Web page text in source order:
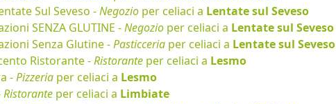
Sul Seveso -Negozio per celiaci a Lentate sul Seveso
SENZA GLUTINE -Negozio per celiaci a Lentate sul Seveso
Senza Glutine -Pasticceria per celiaci a Lentate sul Seveso
Ristorante -Ristorante per celiaci a Lesmo
-Pizzeria per celiaci a Lesmo
Ristorante per celiaci a Limbiate